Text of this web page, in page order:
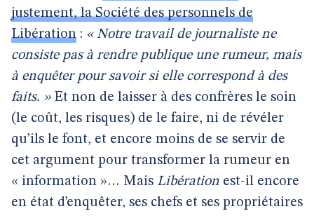
justement, la Société des personnels de
Libération : « Notre travail de journaliste ne
consiste pas à rendre publique une rumeur, mais
à enquêter pour savoir si elle correspond à des
faits. » Et non de laisser à des confrères le soin
(le coût, les risques) de le faire, ni de révéler
qu’ils le font, et encore moins de se servir de
cet argument pour transformer la rumeur en
« information »… Mais Libération est-il encore
en état d’enquêter, ses chefs et ses propriétaires